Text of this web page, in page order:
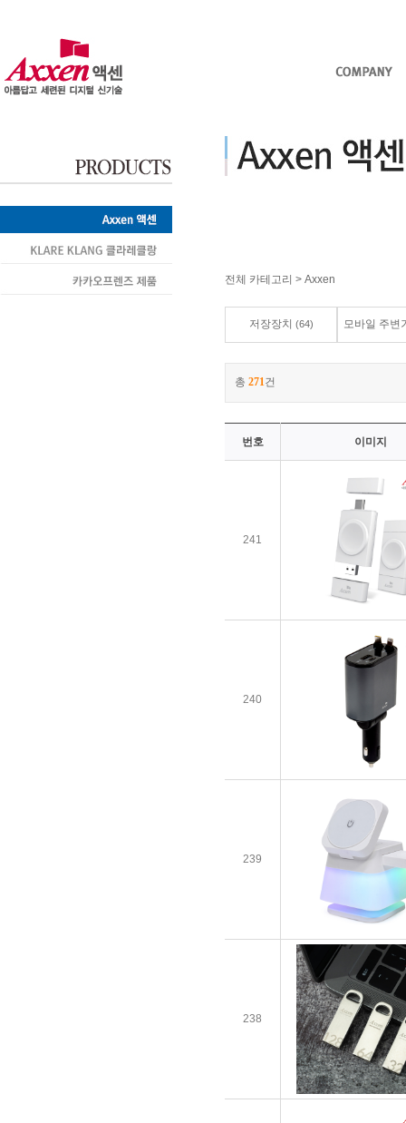
전체 카테고리 > Axxen
저장장치 (64) 모바일 주변
총 271건
번호 이미지
241
240
239
238